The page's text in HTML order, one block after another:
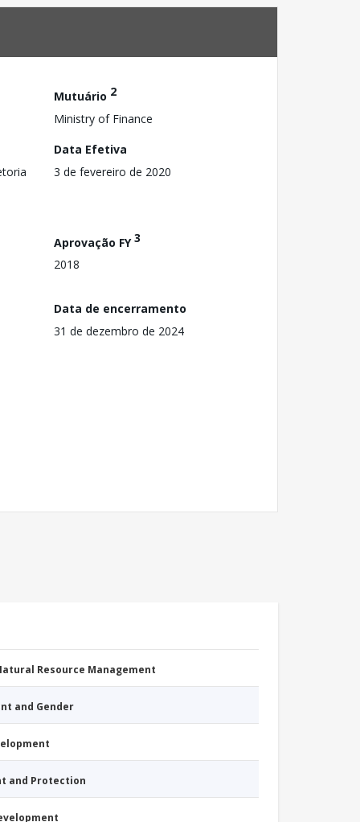
Mutuário 2
Ministry of Finance
Data Efetiva
3 de fevereiro de 2020
Aprovação FY3
2018
Data de encerramento
31 de dezembro de 2024
Resource Management
and Gender
and Protection